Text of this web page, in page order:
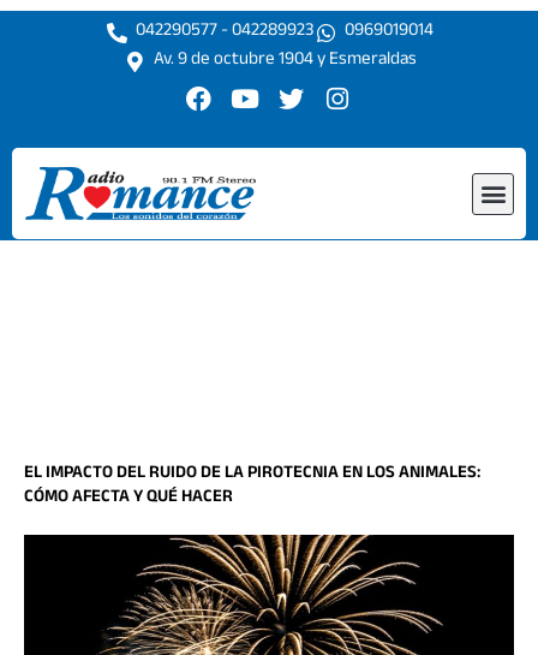
Ir
042290577 - 042289923
0969019014
Av. 9 de octubre 1904 y Esmeraldas
F
c
e
b
o
o
Y
u
t
u
b
e
T
i
r
I
s
r
EL IMPACTO DEL RUIDO DE LA PIROTECNIA EN LOS ANIMALES:
CÓMO AFECTA Y QUÉ HACER